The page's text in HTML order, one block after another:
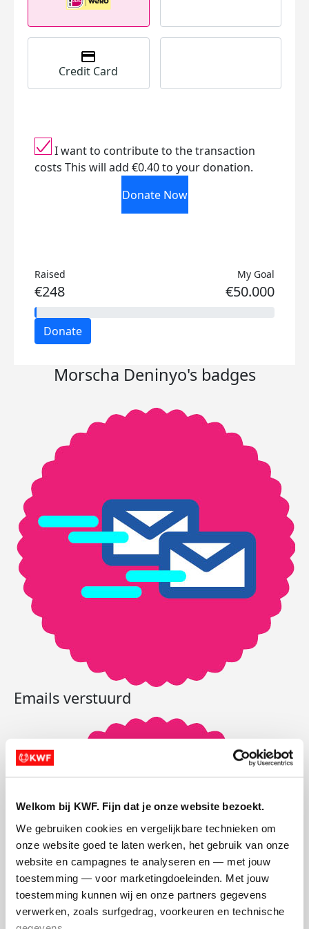
Welkom bij KWF. Fijn dat je onze website bezoekt.
We gebruiken cookies en vergelijkbare technieken om
onze website goed te laten werken, het gebruik van onze
website en campagnes te analyseren en — met jouw
toestemming — voor marketingdoeleinden. Met jouw
toestemming kunnen wij en onze partners gegevens
verwerken, zoals surfgedrag, voorkeuren en technische
Credit Card
I want to contribute to the transaction
costs This will add €0.40 to your donation.
Donate Now
Raised
€248
My Goal
€50.000
Donate
Morscha Deninyo's badges
Emails verstuurd